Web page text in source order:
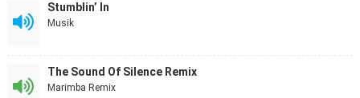
Stumblin’ In
Musik
The Sound Of Silence Remix
Marimba Remix